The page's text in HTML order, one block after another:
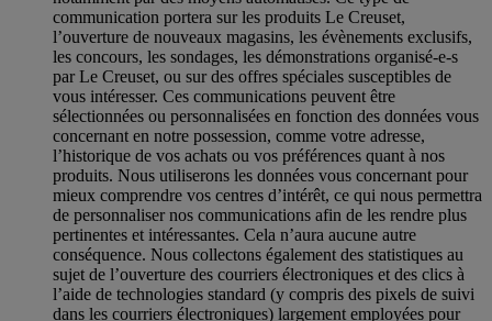
communication portera sur les produits Le Creuset,
l’ouverture de nouveaux magasins, les évènements exclusifs,
les concours, les sondages, les démonstrations organisé-e-s
par Le Creuset, ou sur des offres spéciales susceptibles de
vous intéresser. Ces communications peuvent être
sélectionnées ou personnalisées en fonction des données vous
concernant en notre possession, comme votre adresse,
l’historique de vos achats ou vos préférences quant à nos
produits. Nous utiliserons les données vous concernant pour
mieux comprendre vos centres d’intérêt, ce qui nous permettra
de personnaliser nos communications afin de les rendre plus
pertinentes et intéressantes. Cela n’aura aucune autre
conséquence. Nous collectons également des statistiques au
sujet de l’ouverture des courriers électroniques et des clics à
l’aide de technologies standard (y compris des pixels de suivi
dans les courriers électroniques) largement employées pour